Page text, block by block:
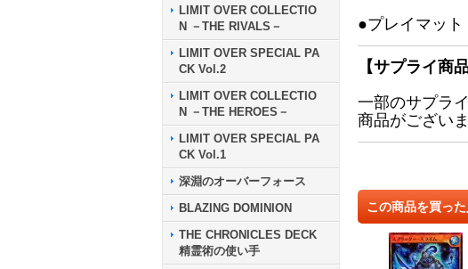
LIMIT OVER COLLECTIO
N －THE RIVALS－
LIMIT OVER SPECIAL PA
CK Vol.2
LIMIT OVER COLLECTIO
N －THE HEROES－
LIMIT OVER SPECIAL PA
CK Vol.1
深淵のオーバーフォース
BLAZING DOMINION
THE CHRONICLES DECK
精霊術の使い手
●プレイマッ
【サプライ商
一部のサプラ
商品がございま
この商品を買っ